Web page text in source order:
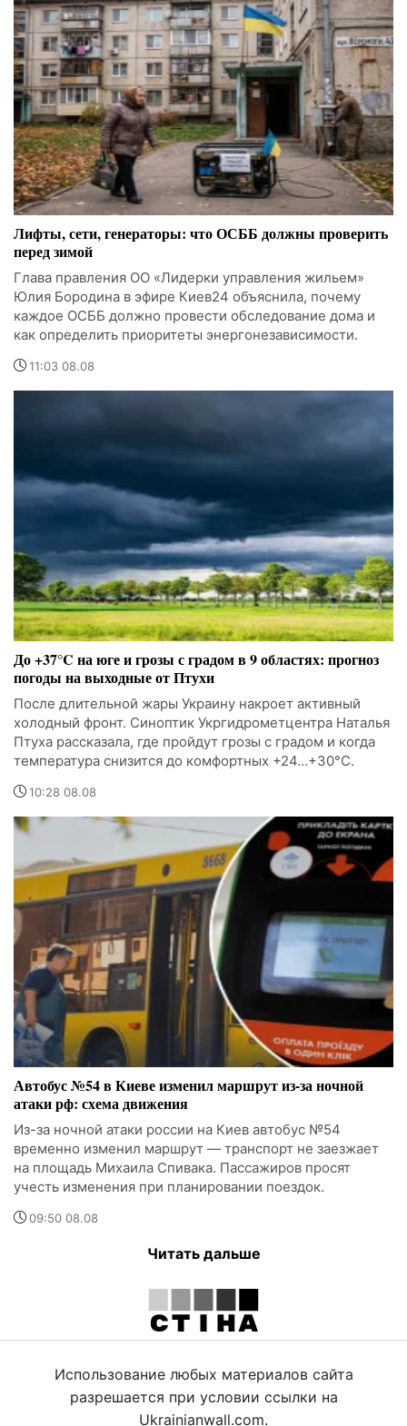
Лифты, сети, генераторы: что ОСББ должны проверить
перед зимой
Глава правления ОО «Лидерки управления жильем»
Юлия Бородина в эфире Киев24 объяснила, почему
каждое ОСББ должно провести обследование дома и
как определить приоритеты энергонезависимости.
11:03 08.08
До +37°C на юге и грозы с градом в 9 областях: прогноз
погоды на выходные от Птухи
После длительной жары Украину накроет активный
холодный фронт. Синоптик Укргидрометцентра Наталья
Птуха рассказала, где пройдут грозы с градом и когда
температура снизится до комфортных +24…+30°C.
10:28 08.08
Автобус №54 в Киеве изменил маршрут из-за ночной
атаки рф: схема движения
Из-за ночной атаки россии на Киев автобус №54
временно изменил маршрут — транспорт не заезжает
на площадь Михаила Спивака. Пассажиров просят
учесть изменения при планировании поездок.
09:50 08.08
Читать дальше
Использование любых материалов сайта
разрешается при условии ссылки на
Ukrainianwall.com.